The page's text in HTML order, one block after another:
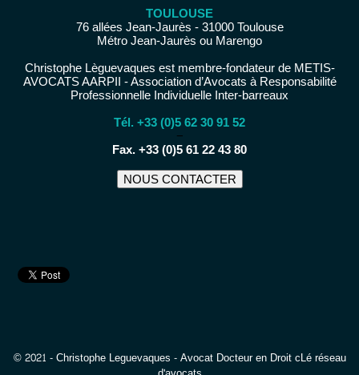
TOULOUSE
76 allées Jean-Jaurès - 31000 Toulouse
Métro Jean-Jaurès ou Marengo
Christophe Lèguevaques est membre-fondateur de METIS-
AVOCATS AARPII - Association d’Avocats à Responsabilité
Professionnelle Individuelle Inter-barreaux
Tél. +33 (0)5 62 30 91 52
−
Fax. +33 (0)5 61 22 43 80
NOUS CONTACTER
© 2021 - Christophe Leguevaques - Avocat Docteur en Droit cLé réseau